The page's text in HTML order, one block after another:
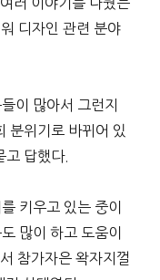
디자인 관련 분야
이 많아서 그런지
분위기로 바뀌어 있
고 답했다.
키우고 있는 중이
많이 하고 도움이
참가자은 왁자지껄